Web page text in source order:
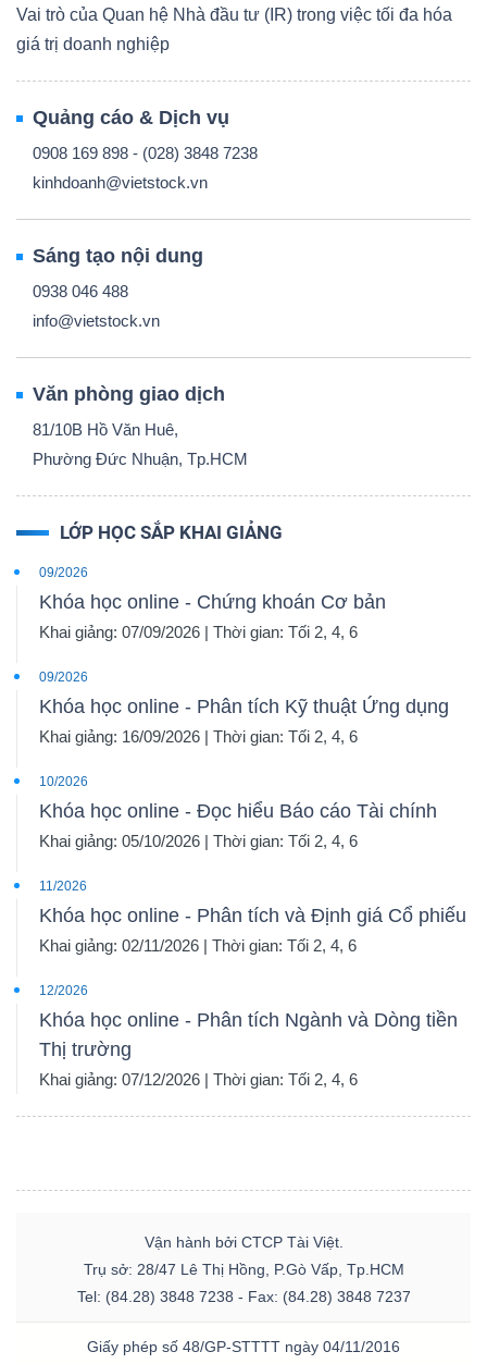
Vai trò của Quan hệ Nhà đầu tư (IR) trong việc tối đa hóa
giá trị doanh nghiệp
Quảng cáo & Dịch vụ
0908 169 898 - (028) 3848 7238
kinhdoanh@vietstock.vn
Sáng tạo nội dung
0938 046 488
info@vietstock.vn
Văn phòng giao dịch
81/10B Hồ Văn Huê,
Phường Đức Nhuận, Tp.HCM
LỚP HỌC SẮP KHAI GIẢNG
09/2026
Khóa học online - Chứng khoán Cơ bản
Khai giảng: 07/09/2026 | Thời gian: Tối 2, 4, 6
09/2026
Khóa học online - Phân tích Kỹ thuật Ứng dụng
Khai giảng: 16/09/2026 | Thời gian: Tối 2, 4, 6
10/2026
Khóa học online - Đọc hiểu Báo cáo Tài chính
Khai giảng: 05/10/2026 | Thời gian: Tối 2, 4, 6
11/2026
Khóa học online - Phân tích và Định giá Cổ phiếu
Khai giảng: 02/11/2026 | Thời gian: Tối 2, 4, 6
12/2026
Khóa học online - Phân tích Ngành và Dòng tiền
Thị trường
Khai giảng: 07/12/2026 | Thời gian: Tối 2, 4, 6
Vận hành bởi CTCP Tài Việt.
Trụ sở: 28/47 Lê Thị Hồng, P.Gò Vấp, Tp.HCM
Tel: (84.28) 3848 7238 - Fax: (84.28) 3848 7237
Giấy phép số 48/GP-STTTT ngày 04/11/2016